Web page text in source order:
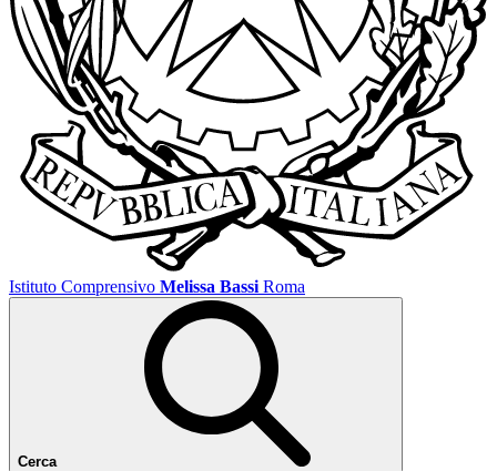
Istituto Comprensivo Melissa Bassi Roma
Cerca